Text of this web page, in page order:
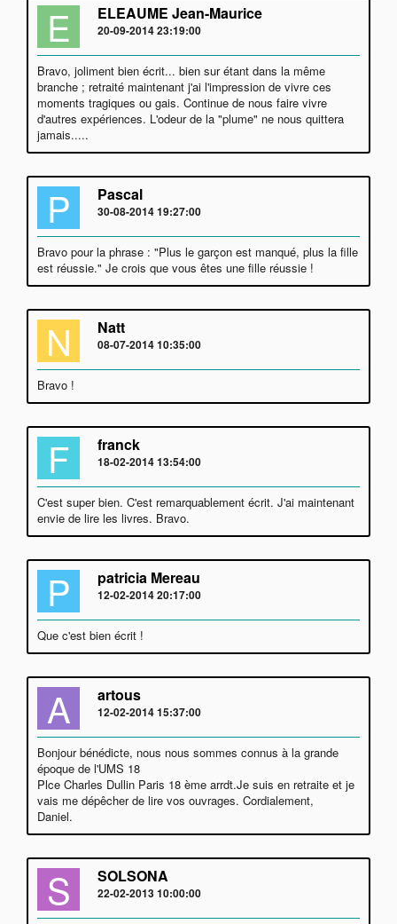
E ELEAUME Jean-Maurice
20-09-2014 23:19:00
Bravo, joliment bien écrit... bien sur étant dans la même
branche ; retraité maintenant j'ai l'impression de vivre ces
moments tragiques ou gais. Continue de nous faire vivre
d'autres expériences. L'odeur de la "plume" ne nous quittera
jamais.....
P Pascal
30-08-2014 19:27:00
Bravo pour la phrase : "Plus le garçon est manqué, plus la fille
est réussie." Je crois que vous êtes une fille réussie !
N Natt
08-07-2014 10:35:00
Bravo !
F franck
18-02-2014 13:54:00
C'est super bien. C'est remarquablement écrit. J'ai maintenant
envie de lire les livres. Bravo.
P patricia Mereau
12-02-2014 20:17:00
Que c'est bien écrit !
A artous
12-02-2014 15:37:00
Bonjour bénédicte, nous nous sommes connus à la grande
époque de l'UMS 18
Plce Charles Dullin Paris 18 ème arrdt.Je suis en retraite et je
vais me dépêcher de lire vos ouvrages. Cordialement,
Daniel.
S SOLSONA
22-02-2013 10:00:00